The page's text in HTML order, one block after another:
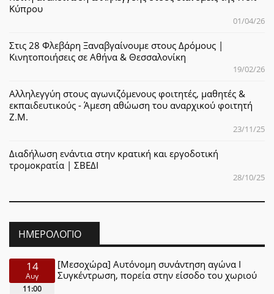
Κύπρου
01/04/26
Στις 28 Φλεβάρη Ξαναβγαίνουμε στους Δρόμους |
Κινητοποιήσεις σε Αθήνα & Θεσσαλονίκη
19/02/26
Αλληλεγγύη στους αγωνιζόμενους φοιτητές, μαθητές &
εκπαιδευτικούς - Άμεση αθώωση του αναρχικού φοιτητή
Ζ.Μ.
23/11/25
Διαδήλωση ενάντια στην κρατική και εργοδοτική
τρομοκρατία | ΣΒΕΔΙ
28/10/25
ΗΜΕΡΟΛΌΓΙΟ
14
Αυγ
11:00
[Μεσοχώρα] Αυτόνομη συνάντηση αγώνα Ι
Συγκέντρωση, πορεία στην είσοδο του χωριού